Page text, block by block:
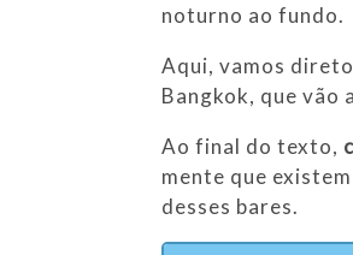
noturno ao fundo.
Aqui, vamos
Bangkok, que vão
Ao final do texto,
mente que
desses bares.